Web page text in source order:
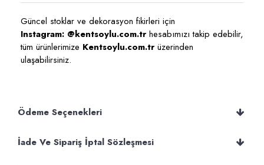
Güncel stoklar ve dekorasyon fikirleri için
Instagram: @kentsoylu.com.trhesabımızı takip edebilir,
tüm ürünlerimize Kentsoylu.com.trüzerinden
ulaşabilirsiniz.
Ödeme Seçenekleri
İade Ve Sipariş İptal Sözleşmesi